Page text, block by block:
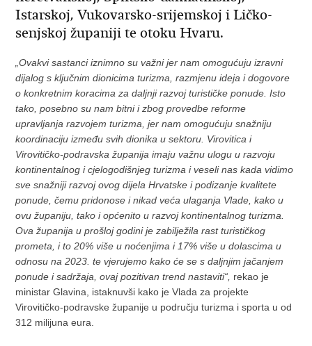
Istarskoj, Vukovarsko-srijemskoj i Ličko-
senjskoj županiji te otoku Hvaru.
„Ovakvi sastanci iznimno su važni jer nam omogućuju izravni
dijalog s ključnim dionicima turizma, razmjenu ideja i dogovore
o konkretnim koracima za daljnji razvoj turističke ponude. Isto
tako, posebno su nam bitni i zbog provedbe reforme
upravljanja razvojem turizma, jer nam omogućuju snažniju
koordinaciju između svih dionika u sektoru. Virovitica i
Virovitičko-podravska županija imaju važnu ulogu u razvoju
kontinentalnog i cjelogodišnjeg turizma i veseli nas kada vidimo
sve snažniji razvoj ovog dijela Hrvatske i podizanje kvalitete
ponude, čemu pridonose i nikad veća ulaganja Vlade, kako u
ovu županiju, tako i općenito u razvoj kontinentalnog turizma.
Ova županija u prošloj godini je zabilježila rast turističkog
prometa, i to 20% više u noćenjima i 17% više u dolascima u
odnosu na 2023. te vjerujemo kako će se s daljnjim jačanjem
ponude i sadržaja, ovaj pozitivan trend nastaviti“, rekao je
ministar Glavina, istaknuvši kako je Vlada za projekte
Virovitičko-podravske županije u području turizma i sporta u od
312 milijuna eura.